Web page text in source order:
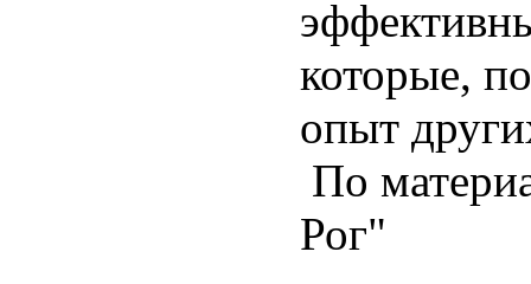
которые,
опыт
По
Рог"